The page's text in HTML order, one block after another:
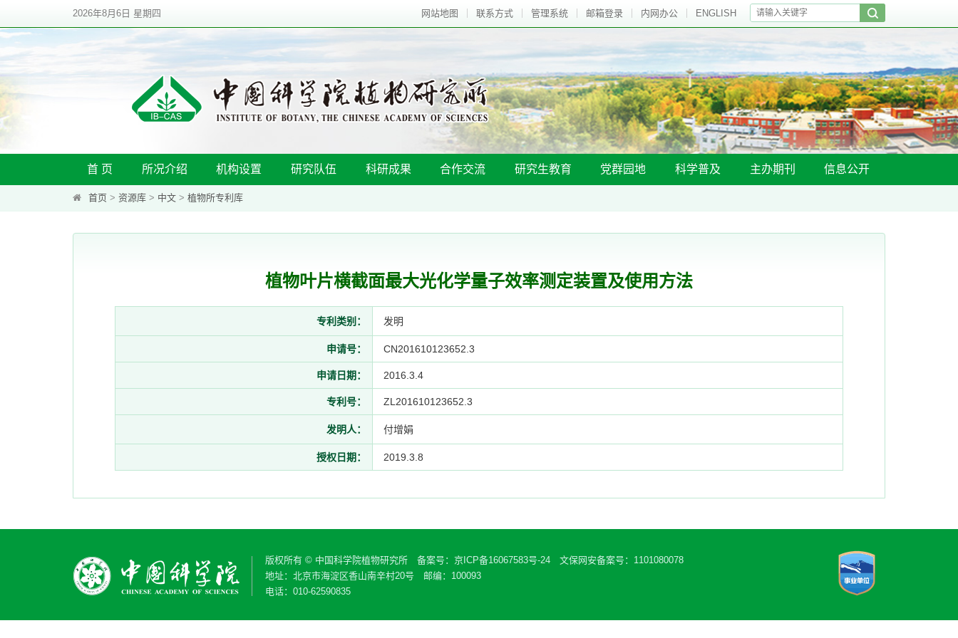
2026年8月6日 星期四 网站地图 联系方式 管理系统 邮箱登录 内网办公 ENGLISH
首 页 所况介绍 机构设置 研究队伍 科研成果 合作交流 研究生教育 党群园地 科学普及 主办期刊 信息公开
首页 > 资源库 > 中文 > 植物所专利库
植物叶片横截面最大光化学量子效率测定装置及使用方法
专利类别： 发明
申请号： CN201610123652.3
申请日期： 2016.3.4
专利号： ZL201610123652.3
发明人： 付增娟
授权日期： 2019.3.8
版权所有 © 中国科学院植物研究所 备案号： 京ICP备16067583号-24 文保网安备案号：1101080078
地址：北京市海淀区香山南辛村20号 邮编：100093
电话：010-62590835